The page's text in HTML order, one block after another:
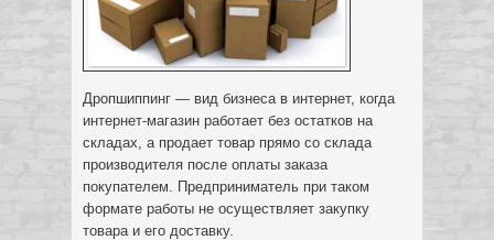
Дропшиппинг — вид бизнеса в интернет, когда
интернет-магазин работает без остатков на
складах, а продает товар прямо со склада
производителя после оплаты заказа
покупателем. Предприниматель при таком
формате работы не осуществляет закупку
товара и его доставку.